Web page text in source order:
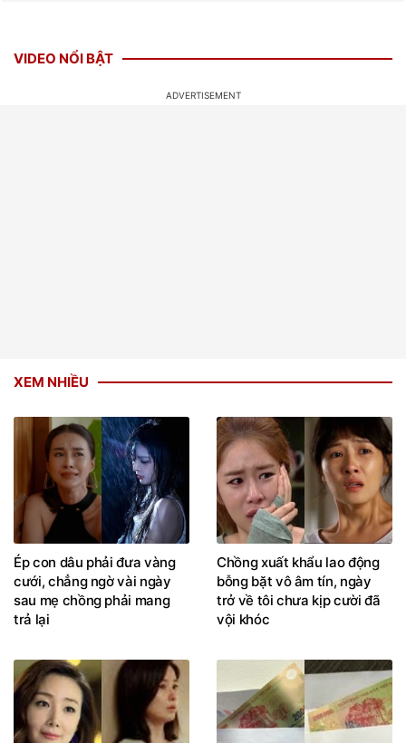
VIDEO NỔI BẬT
XEM NHIỀU
Ép con dâu phải đưa vàng
cưới, chẳng ngờ vài ngày
sau mẹ chồng phải mang
trả lại
Chồng xuất khẩu lao động
bỗng bặt vô âm tín, ngày
trở về tôi chưa kịp cười đã
vội khóc